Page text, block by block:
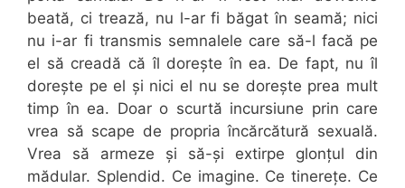
beată, ci trează, nu l-ar fi băgat în seamă; nici
nu i-ar fi transmis semnalele care să-l facă pe
el să creadă că îl dorește în ea. De fapt, nu îl
dorește pe el și nici el nu se dorește prea mult
timp în ea. Doar o scurtă incursiune prin care
vrea să scape de propria încărcătură sexuală.
Vrea să armeze și să-și extirpe glonțul din
mădular. Splendid. Ce imagine. Ce tinerețe. Ce